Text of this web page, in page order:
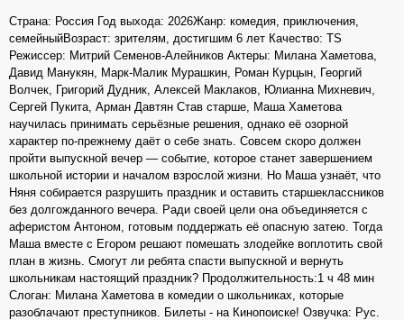
Страна: Россия Год выхода: 2026Жанр: комедия, приключения,
семейныйВозраст: зрителям, достигшим 6 лет Качество: TS
Режиссер: Митрий Семенов-Алейников Актеры: Милана Хаметова,
Давид Манукян, Марк-Малик Мурашкин, Роман Курцын, Георгий
Волчек, Григорий Дудник, Алексей Маклаков, Юлианна Михневич,
Сергей Пукита, Арман Давтян Став старше, Маша Хаметова
научилась принимать серьёзные решения, однако её озорной
характер по-прежнему даёт о себе знать. Совсем скоро должен
пройти выпускной вечер — событие, которое станет завершением
школьной истории и началом взрослой жизни. Но Маша узнаёт, что
Няня собирается разрушить праздник и оставить старшеклассников
без долгожданного вечера. Ради своей цели она объединяется с
аферистом Антоном, готовым поддержать её опасную затею. Тогда
Маша вместе с Егором решают помешать злодейке воплотить свой
план в жизнь. Смогут ли ребята спасти выпускной и вернуть
школьникам настоящий праздник? Продолжительность:1 ч 48 мин
Слоган: Милана Хаметова в комедии о школьниках, которые
разоблачают преступников. Билеты - на Кинопоиске! Озвучка: Рус.